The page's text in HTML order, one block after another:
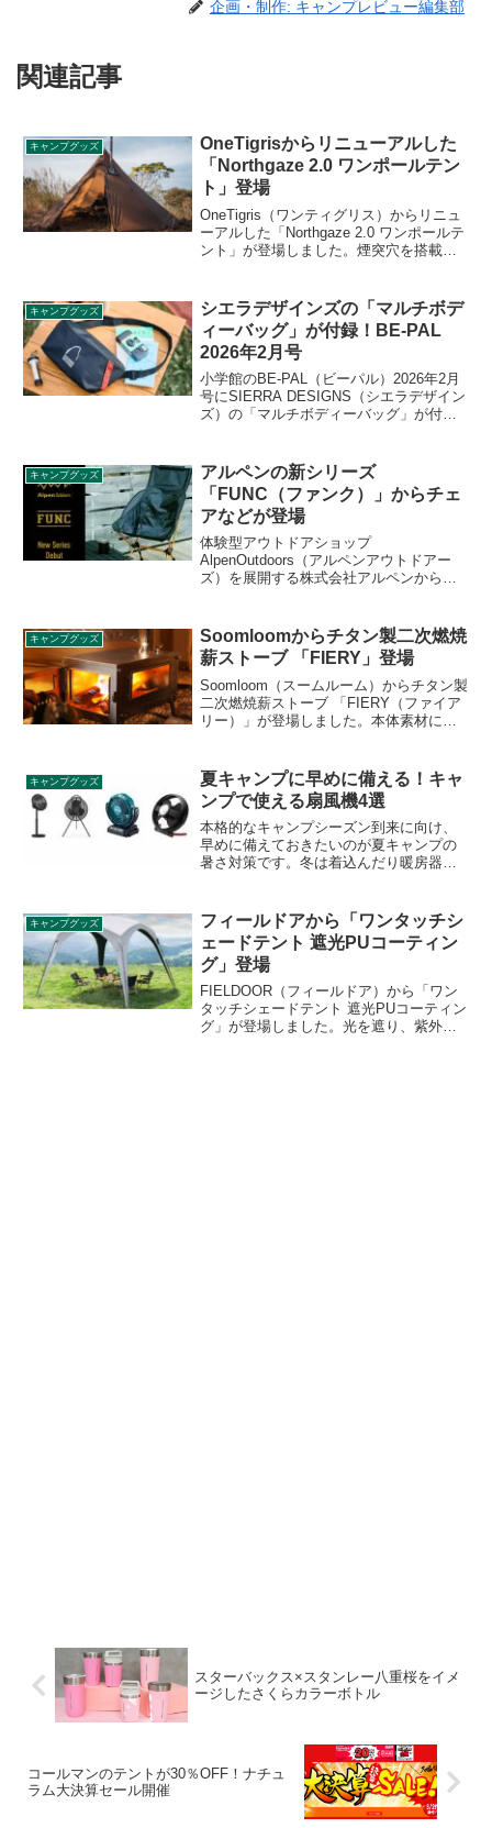
企画・制作: キャンプレビュー編集部
関連記事
キャンプグッズ
OneTigrisからリニューアルした
「Northgaze 2.0 ワンポールテン
ト」登場
OneTigris（ワンティグリス）からリニュ
ーアルした「Northgaze 2.0 ワンポールテ
ント」が登場しました。煙突穴を搭載し
した。出入り口が追加され2つになり、全
周スカートも新たに追加されました。詳
細をレビューします。
キャンプグッズ
シエラデザインズの「マルチボデ
ィーバッグ」が付録！BE-PAL
2026年2月号
小学館のBE-PAL（ビーパル）2026年2月
号にSIERRA DESIGNS（シエラデザイン
ズ）の「マルチボディーバッグ」が付録
ボディーバッグで、街でもソトでも大活
躍するアイテムです。詳細をレビューし
ます。
キャンプグッズ
アルペンの新シリーズ
「FUNC（ファンク）」からチェ
アなどが登場
体験型アウトドアショップ
AlpenOutdoors（アルペンアウトドアー
ズ）を展開する株式会社アルペンから、
ル、コット、マグなどが2021年7月9日か
ら発売されます。詳細をレビューしま
す。
キャンプグッズ
Soomloomからチタン製二次燃焼
薪ストーブ 「FIERY」登場
Soomloom（スームルーム）からチタン製
二次燃焼薪ストーブ 「FIERY（ファイア
リー）」が登場しました。本体素材にチ
備えているため炎を眺めやすくなってい
ます。詳細をレビューします。
キャンプグッズ
夏キャンプに早めに備える！キャ
ンプで使える扇風機4選
本格的なキャンプシーズン到来に向け、
早めに備えておきたいのが夏キャンプの
暑さ対策です。冬は着込んだり暖房器具
はないでしょうか。夏でも快適に過ごせ
るキャンプで使える扇風機を4品ご紹介し
ます。
キャンプグッズ
フィールドアから「ワンタッチシ
ェードテント 遮光PUコーティン
グ」登場
FIELDOOR（フィールドア）から「ワン
タッチシェードテント 遮光PUコーティン
グ」が登場しました。光を遮り、紫外線
スターバックス×スタンレー八重桜をイメ
ージしたさくらカラーボトル
コールマンのテントが30％OFF！ナチュ
ラム大決算セール開催